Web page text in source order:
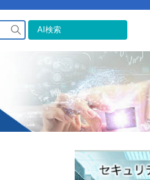
検
索
AI検索